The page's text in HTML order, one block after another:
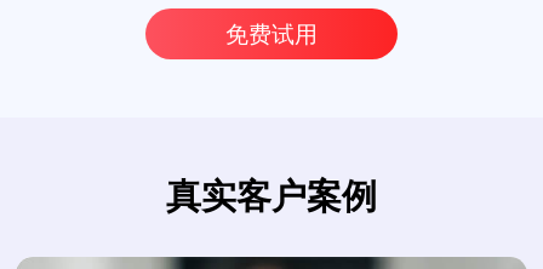
免费试用
真实客户案例